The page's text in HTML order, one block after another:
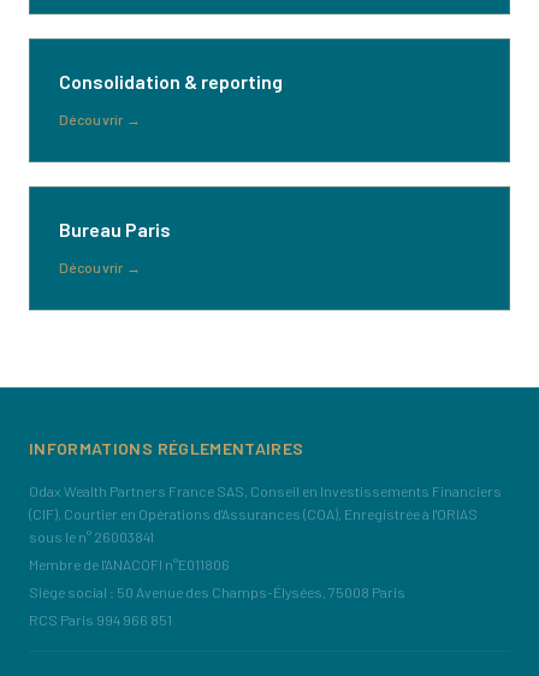
Consolidation & reporting
Découvrir→
Bureau Paris
Découvrir→
INFORMATIONS RÉGLEMENTAIRES
Odax Wealth Partners France SAS, Conseil en Investissements Financiers
(CIF), Courtier en Opérations d'Assurances (COA), Enregistrée à l'ORIAS
sous le n° 26003841
Membre de l'ANACOFI n°E011806
Siège social : 50 Avenue des Champs-Élysées, 75008 Paris
RCS Paris 994 966 851